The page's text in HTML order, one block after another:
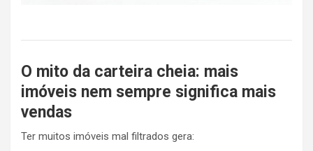
O mito da carteira cheia: mais
imóveis nem sempre significa mais
vendas
Ter muitos imóveis mal filtrados gera: